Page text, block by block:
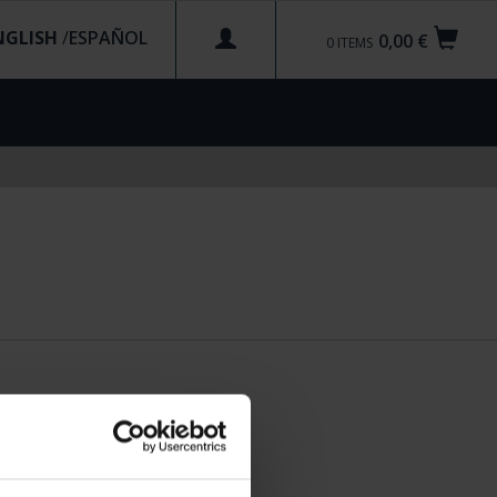
0,00 €
0 ITEMS
/